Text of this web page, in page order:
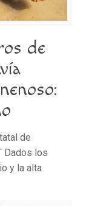
de
de
Dados los
y la alta